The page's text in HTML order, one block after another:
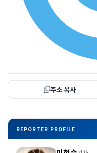
주소 복사
REPORTER PROFILE